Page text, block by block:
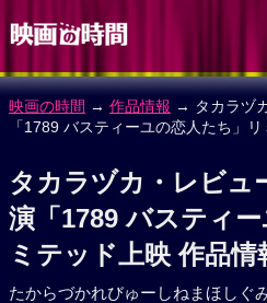
映画の時間 → 作品情報 → タカラヅ
「1789 バスティーユの恋人たち」
タカラヅカ・レビュ
演「1789 バスティ
ミテッド上映 作品情
たからづかれびゅーしねまほしぐ